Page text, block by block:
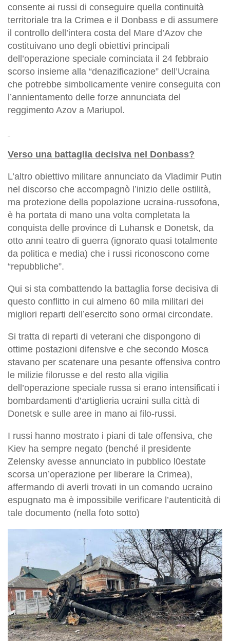
consente ai russi di conseguire quella continuità
territoriale tra la Crimea e il Donbass e di assumere
il controllo dell’intera costa del Mare d’Azov che
costituivano uno degli obiettivi principali
dell’operazione speciale cominciata il 24 febbraio
scorso insieme alla “denazificazione” dell’Ucraina
che potrebbe simbolicamente venire conseguita con
l’annientamento delle forze annunciata del
reggimento Azov a Mariupol.
Verso una battaglia decisiva nel Donbass?
L’altro obiettivo militare annunciato da Vladimir Putin
nel discorso che accompagnò l’inizio delle ostilità,
ma protezione della popolazione ucraina-russofona,
è ha portata di mano una volta completata la
conquista delle province di Luhansk e Donetsk, da
otto anni teatro di guerra (ignorato quasi totalmente
da politica e media) che i russi riconoscono come
“repubbliche”.
Qui si sta combattendo la battaglia forse decisiva di
questo conflitto in cui almeno 60 mila militari dei
migliori reparti dell’esercito sono ormai circondate.
Si tratta di reparti di veterani che dispongono di
ottime postazioni difensive e che secondo Mosca
stavano per scatenare una pesante offensiva contro
le milizie filorusse e del resto alla vigilia
dell’operazione speciale russa si erano intensificati i
bombardamenti d’artiglieria ucraini sulla città di
Donetsk e sulle aree in mano ai filo-russi.
I russi hanno mostrato i piani di tale offensiva, che
Kiev ha sempre negato (benché il presidente
Zelensky avesse annunciato in pubblico l0estate
scorsa un’operazione per liberare la Crimea),
affermando di averli trovati in un comando ucraino
espugnato ma è impossibile verificare l’autenticità di
tale documento (nella foto sotto)